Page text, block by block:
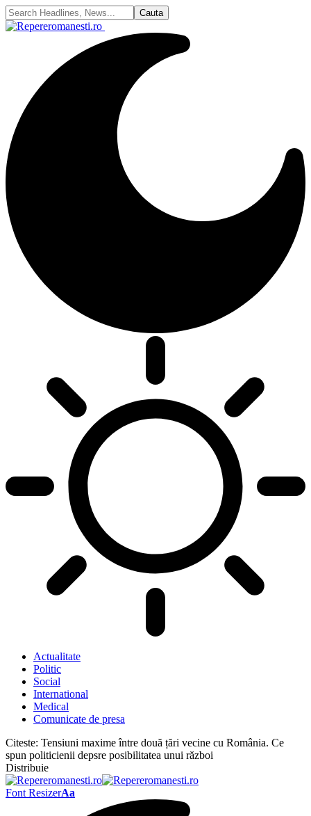
Actualitate
Politic
Social
International
Medical
Comunicate de presa
Citeste: Tensiuni maxime între două țări vecine cu România. Ce
spun politicienii depsre posibilitatea unui război
Distribuie
Font ResizerAa